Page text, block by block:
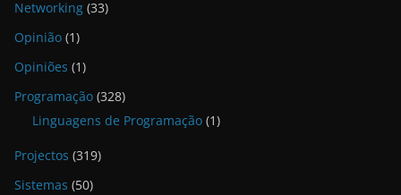
Networking (33)
Opinião (1)
Opiniões (1)
Programação (328)
Linguagens de Programação (1)
Projectos (319)
Sistemas (50)